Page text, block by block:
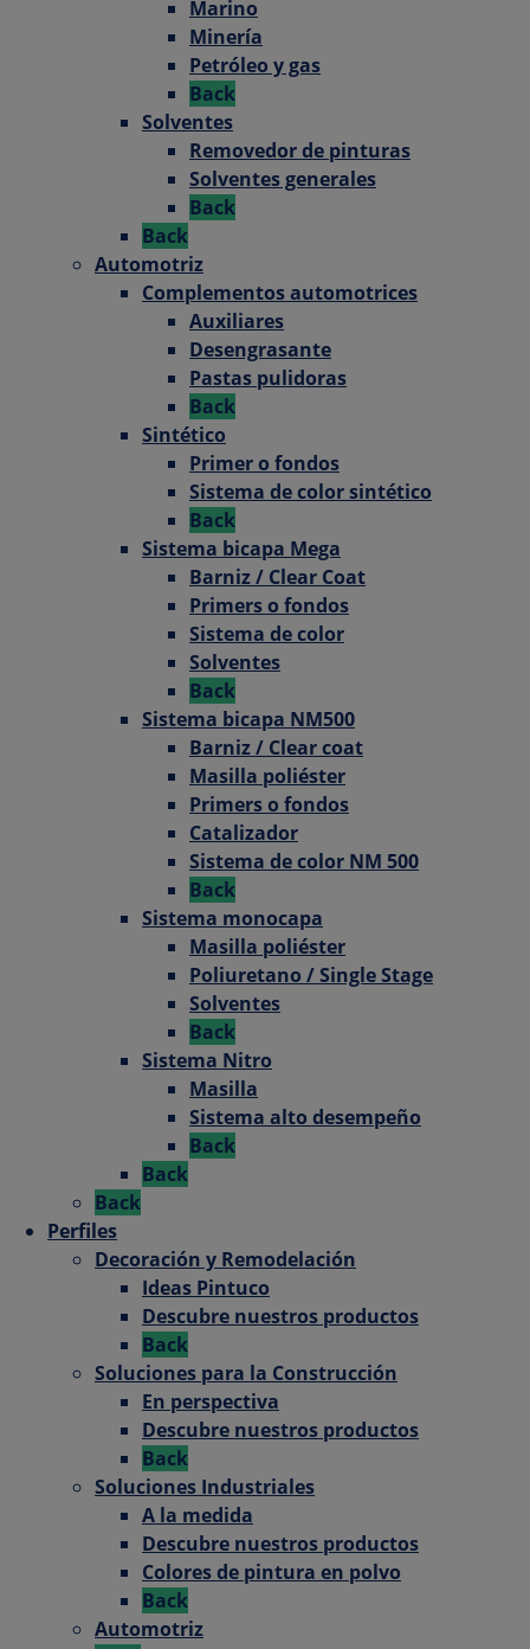
Marino
Minería
Petróleo y gas
Back
Solventes
Removedor de pinturas
Solventes generales
Back
Back
Automotriz
Complementos automotrices
Auxiliares
Desengrasante
Pastas pulidoras
Back
Sintético
Primer o fondos
Sistema de color sintético
Back
Sistema bicapa Mega
Barniz / Clear Coat
Primers o fondos
Sistema de color
Solventes
Back
Sistema bicapa NM500
Barniz / Clear coat
Masilla poliéster
Primers o fondos
Catalizador
Sistema de color NM 500
Back
Sistema monocapa
Masilla poliéster
Poliuretano / Single Stage
Solventes
Back
Sistema Nitro
Masilla
Sistema alto desempeño
Back
Back
Back
Perfiles
Decoración y Remodelación
Ideas Pintuco
Descubre nuestros productos
Back
Soluciones para la Construcción
En perspectiva
Descubre nuestros productos
Back
Soluciones Industriales
A la medida
Descubre nuestros productos
Colores de pintura en polvo
Back
Automotriz